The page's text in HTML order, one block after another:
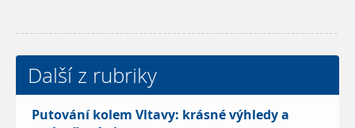
Další z rubriky
Putování kolem Vltavy: krásné výhledy a